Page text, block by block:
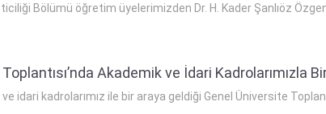
Bölümü öğretim üyelerimizden Dr. H. Kader Şanlıöz
Akademik ve İdari Kadrolarımızla
idari kadrolarımız ile bir araya geldiği Genel Üniversite